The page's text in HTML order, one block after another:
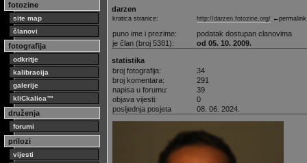
fotozine
site map
članovi
fotografija
odkritje
kalibracija
galerije
kliCkalica™
druženja
forumi
prilozi
vijesti
darzen
kratica stranice: http://darzen.fotozine.org/ ←permalink
puno ime i prezime:
podatak dostupan clanovima
je član (broj 5381):
od 05. 10. 2009.
statistika
broj fotografija:
34
broj komentara:
291
napisa u forumu:
39
objava vijesti:
0
posljednja posjeta
08. 06. 2024.